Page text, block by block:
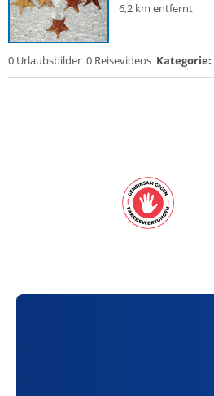
6,2 km entfernt
0 Urlaubsbilder 0 Reisevideos Kategorie: